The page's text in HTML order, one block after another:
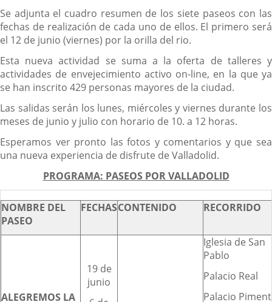
Se adjunta el cuadro resumen de los siete paseos con las
fechas de realización de cada uno de ellos. El primero será
el 12 de junio (viernes) por la orilla del rio.
Esta nueva actividad se suma a la oferta de talleres y
actividades de envejecimiento activo on-line, en la que ya
se han inscrito 429 personas mayores de la ciudad.
Las salidas serán los lunes, miércoles y viernes durante los
meses de junio y julio con horario de 10. a 12 horas.
Esperamos ver pronto las fotos y comentarios y que sea
una nueva experiencia de disfrute de Valladolid.
PROGRAMA: PASEOS POR VALLADOLID
NOMBRE DEL
PASEO
FECHASCONTENIDO RECORRIDO
ALEGREMOS LA
19 de
junio
Iglesia de San
Pablo
Palacio Real
Palacio